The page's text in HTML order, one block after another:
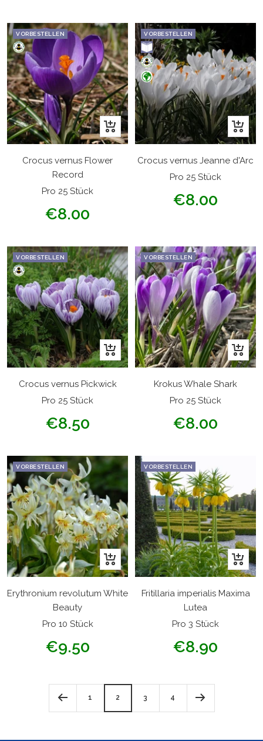
VORBESTELLEN
In
den
Warenkorb
Crocus vernus Flower
Record
Pro 25 Stück
Angebotspreis
€8.00
VORBESTELLEN
In
den
Crocus vernus Jeanne d'Arc
Pro 25 Stück
Angebotspreis
€8.00
VORBESTELLEN
In
den
Warenkorb
Crocus vernus Pickwick
Pro 25 Stück
Angebotspreis
€8.50
VORBESTELLEN
In
den
Krokus Whale Shark
Pro 25 Stück
Angebotspreis
€8.00
VORBESTELLEN
In
den
Warenkorb
Erythronium revolutum White
Beauty
Pro 10 Stück
Angebotspreis
€9.50
VORBESTELLEN
In
den
Fritillaria imperialis Maxima
Lutea
Pro 3 Stück
Angebotspreis
€8.90
1 2 3 4